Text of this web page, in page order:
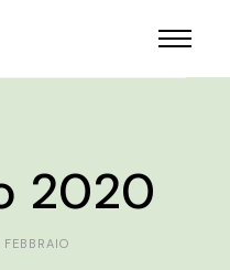
2020
FEBBRAIO